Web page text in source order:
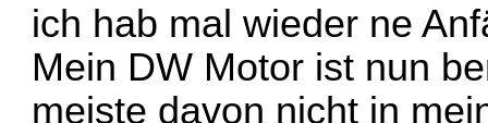
ich hab mal wieder ne
Mein DW Motor ist nun
meiste davon nicht in